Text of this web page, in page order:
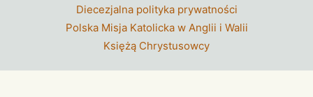
Diecezjalna polityka prywatności
Polska Misja Katolicka w Anglii i Walii
Księżą Chrystusowcy